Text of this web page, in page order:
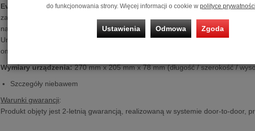
Eversolo AMP-F6to rewolucyjny, kompaktowy wzmacniacz mocy pracujący
zasilania z azotku galu (GaN). Wykorzystanie ultraszybkich charakterystyk
na osiągnięcie niespotykanej dotąd efektywności energetycznej oraz
Urządzenie generuje imponującą moc wyjściową wynoszącą 225W na
omów, łącząc potężny zastrzyk energii z transparentnym i niezwykle
Wymiary urządzenia:270 mm x 205 mm x 78 mm (długość / szerokość /
Szczegóły niebawem
Warunki gwarancji:
Produkt objęty jest 2-letnią gwarancją, realizowaną w systemie door-to-door,
do funkcjonowania strony. Więcej informacji o cookie w polityce prywatności
Ustawienia Odmowa Zgoda